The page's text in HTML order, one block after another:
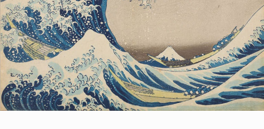
POLICY COMPANY